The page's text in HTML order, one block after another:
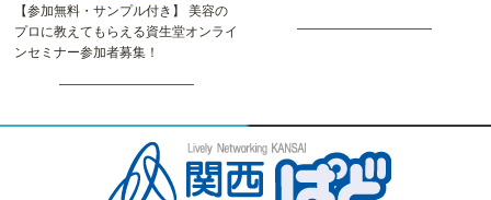
【参加無料・サンプル付き】 美容の
プロに教えてもらえる資生堂オンライ
ンセミナー参加者募集！